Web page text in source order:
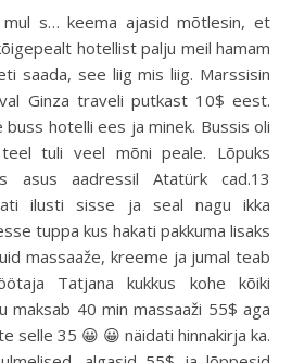
hotellist palju meil hamam
saada, see liig mis liig. Marssisin
Ginza traveli putkast 10$ eest.
hotelli ees ja minek. Bussis oli
tuli veel mõni peale. Lõpuks
asus aadressil Atatürk cad.13
ilusti sisse ja seal nagu ikka
tuppa kus hakati pakkuma lisaks
massaaže, kreeme ja jumal teab
Tatjana kukkus kohe kõiki
maksab 40 min massaaži 55$ aga
selle 35 😀 😀 näidati hinnakirja ka.